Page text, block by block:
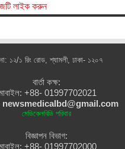
লাইক করুন
১২/১ রিং রোড, শ্যামলী, ঢাকা- ১২০৭
বার্তা কক্ষ:
+88- 01997702021
newsmedicalbd@gmail.com
মেডিকেলবিডি পরিবার
বিজ্ঞাপন বিভাগ:
+88- 01997702000